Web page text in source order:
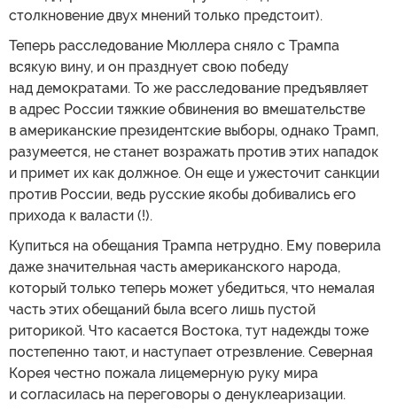
столкновение двух мнений только предстоит).
Теперь расследование Мюллера сняло с Трампа
всякую вину, и он празднует свою победу
над демократами. То же расследование предъявляет
в адрес России тяжкие обвинения во вмешательстве
в американские президентские выборы, однако Трамп,
разумеется, не станет возражать против этих нападок
и примет их как должное. Он еще и ужесточит санкции
против России, ведь русские якобы добивались его
прихода к валасти (!).
Купиться на обещания Трампа нетрудно. Ему поверила
даже значительная часть американского народа,
который только теперь может убедиться, что немалая
часть этих обещаний была всего лишь пустой
риторикой. Что касается Востока, тут надежды тоже
постепенно тают, и наступает отрезвление. Северная
Корея честно пожала лицемерную руку мира
и согласилась на переговоры о денуклеаризации.